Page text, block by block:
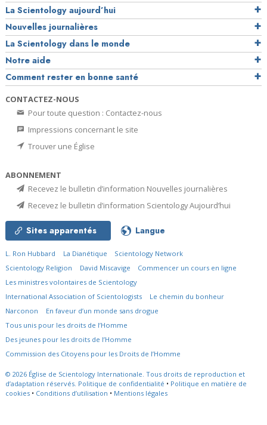
La Scientology aujourd’hui
Nouvelles journalières
La Scientology dans le monde
Notre aide
Comment rester en bonne santé
CONTACTEZ-NOUS
Pour toute question : Contactez-nous
Impressions concernant le site
Trouver une Église
ABONNEMENT
Recevez le bulletin d’information Nouvelles journalières
Recevez le bulletin d’information Scientology Aujourd’hui
Sites apparentés Langue
L. Ron Hubbard La Dianétique
Scientology Network
Scientology Religion
David Miscavige
Commencer un cours en ligne
Les ministres volontaires de Scientology
International Association of Scientologists
Le chemin du bonheur
Narconon
En faveur d’un monde sans drogue
Tous unis pour les droits de l’Homme
Des jeunes pour les droits de l’Homme
Commission des Citoyens pour les Droits de l’Homme
© 2026 Église de Scientology Internationale. Tous droits de reproduction et
d’adaptation réservés. Politique de confidentialité • Politique en matière de
cookies • Conditions d’utilisation • Mentions légales